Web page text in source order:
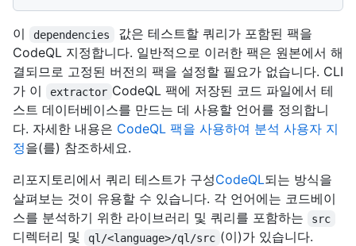
이 dependencies
값은 테스트할 쿼리가 포함된 팩을
CodeQL 지정합니다. 일반적으로 이러한 팩은 원본에서 해
결되므로 고정된 버전의 팩을 설정할 필요가 없습니다. CLI
가 이
extractor CodeQL 팩에 저장된 코드 파일에서 테
스트 데이터베이스를 만드는 데 사용할 언어를 정의합니
다. 자세한 내용은 CodeQL 팩을 사용하여 분석 사용자 지
정을(를) 참조하세요.
리포지토리에서 쿼리 테스트가 구성CodeQL되는 방식을
살펴보는 것이 유용할 수 있습니다. 각 언어에는 코드베이
스를 분석하기 위한 라이브러리 및 쿼리를 포함하는
src
디렉터리 및 ql/<language>/ql/src (이)가 있습니다.